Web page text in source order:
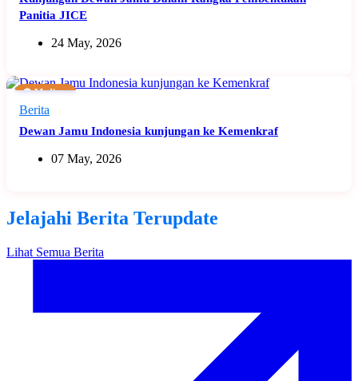
Panitia JICE
24 May, 2026
🟠 Medium
Berita
Dewan Jamu Indonesia kunjungan ke Kemenkraf
07 May, 2026
Jelajahi Berita Terupdate
Lihat Semua Berita